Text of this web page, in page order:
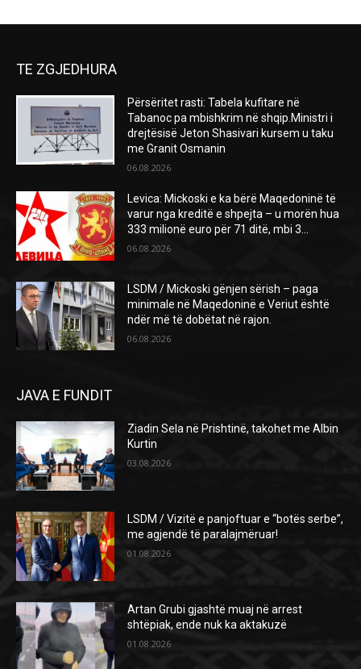
TE ZGJEDHURA
Përsëritet rasti: Tabela kufitare në
Tabanoc pa mbishkrim në shqip.Ministri i
drejtësisë Jeton Shasivari kursem u taku
me Granit Osmanin
06.08.2026
Levica: Mickoski e ka bërë Maqedoninë të
varur nga kreditë e shpejta – u morën hua
333 milionë euro për 71 ditë, mbi 3...
06.08.2026
LSDM / Mickoski gënjen sërish – paga
minimale në Maqedoninë e Veriut është
ndër më të dobëtat në rajon.
06.08.2026
JAVA E FUNDIT
Ziadin Sela në Prishtinë, takohet me Albin
Kurtin
03.08.2026
LSDM / Vizitë e panjoftuar e “botës serbe”,
me agjendë të paralajmëruar!
01.08.2026
Artan Grubi gjashtë muaj në arrest
shtëpiak, ende nuk ka aktakuzë
01.08.2026